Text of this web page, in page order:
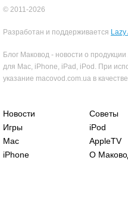
© 2011-2026
Разработан и поддерживается Lazy
Блог Маковод - новости о
для Mac, iPhone, iPad, iPod. При
указание macovod.com.ua в
Новости Советы
Игры
iPod
Mac
AppleTV
iPhone
О